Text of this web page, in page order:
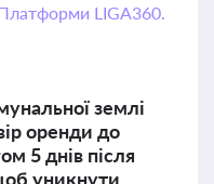
Платформи LIGA360.
землі
оренди до
5 днів після
уникнути